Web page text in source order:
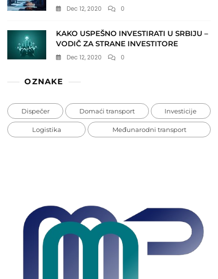
Dec 12, 2020 0
KAKO USPEŠNO INVESTIRATI U SRBIJU –
VODIČ ZA STRANE INVESTITORE
Dec 12, 2020 0
OZNAKE
Dispečer Domaći transport Investicije
Logistika Međunarodni transport